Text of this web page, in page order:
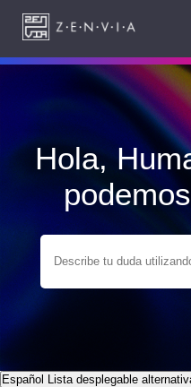
Hola,
Español Lista desplegable